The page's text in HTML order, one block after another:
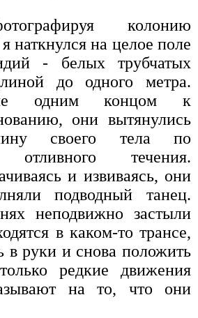
колонию
наткнулся на целое поле
- белых трубчатых
до одного метра.
одним концом к
они вытянулись
своего тела по
отливного течения.
и извиваясь, они
подводный танец.
неподвижно застыли
в каком-то трансе,
в руки и снова положить
редкие движения
на то, что они